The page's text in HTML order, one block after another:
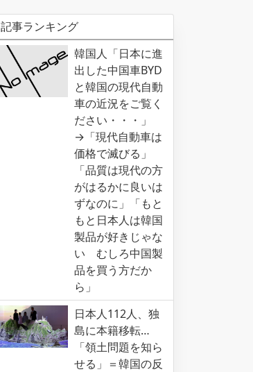
記事ランキング
韓国人「日本に進
出した中国車BYD
と韓国の現代自動
車の近況をご覧く
ださい・・・」
→「現代自動車は
価格で滅びる」
「品質は現代の方
がはるかに良いは
ずなのに」「もと
もと日本人は韓国
製品が好きじゃな
い むしろ中国製
品を買う方だか
ら」
日本人112人、独
島に本籍移転…
「領土問題を知ら
せる」＝韓国の反